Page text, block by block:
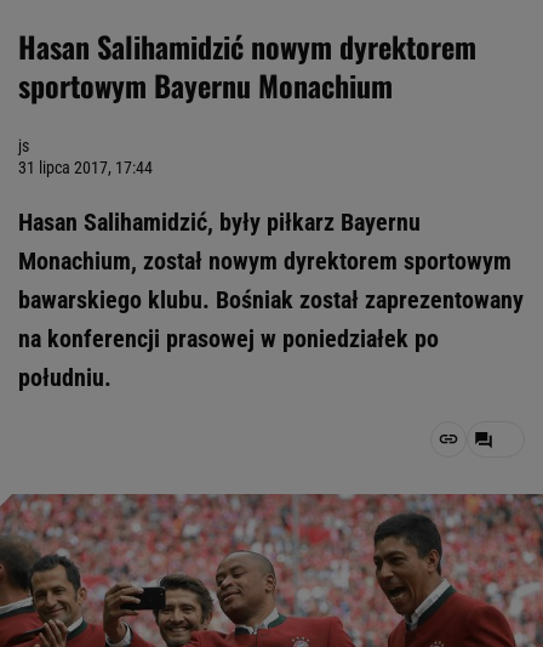
Hasan Salihamidzić nowym dyrektorem
sportowym Bayernu Monachium
js
31 lipca 2017, 17:44
Hasan Salihamidzić, były piłkarz Bayernu
Monachium, został nowym dyrektorem sportowym
bawarskiego klubu. Bośniak został zaprezentowany
na konferencji prasowej w poniedziałek po
południu.